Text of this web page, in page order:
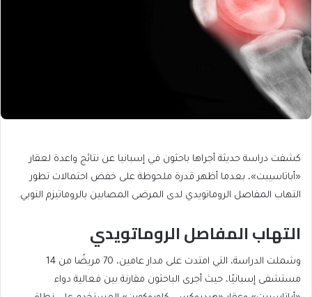
كشفت دراسة حديثة أجراها باحثون في إسبانيا عن نتائج واعدة لعقار
«أباتاسيبت»، بعدما أظهر قدرة ملحوظة على خفض احتمالات تطور
التهاب المفاصل الروماتويدي لدى المرضى المصابين بالروماتيزم النوبي.
التهاب المفاصل الروماتويدي
وشملت الدراسة، التي امتدت على مدار عامين، 70 مريضًا من 14
مستشفى إسبانيًا، حيث أجرى الباحثون مقارنة بين فعالية دواء